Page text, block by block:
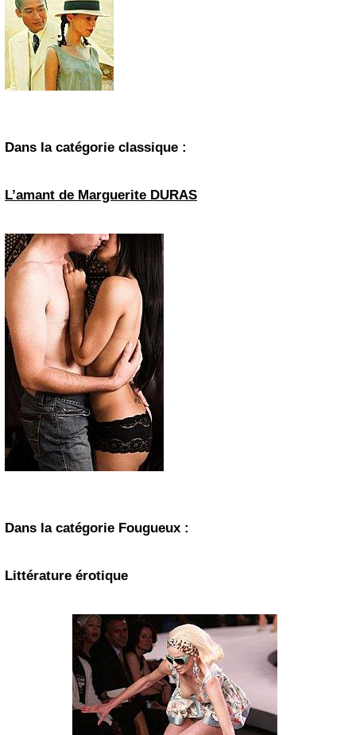
Dans la catégorie classique :
L’amant de Marguerite DURAS
Dans la catégorie Fougueux :
Littérature érotique